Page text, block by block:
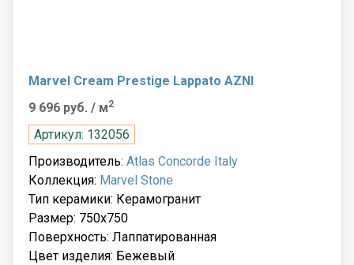
Marvel Cream Prestige Lappato AZNI
9 696 руб. / м2
Артикул: 132056
Производитель: Atlas Concorde Italy
Коллекция: Marvel Stone
Тип керамики: Керамогранит
Размер: 750x750
Поверхность: Лаппатированная
Цвет изделия: Бежевый